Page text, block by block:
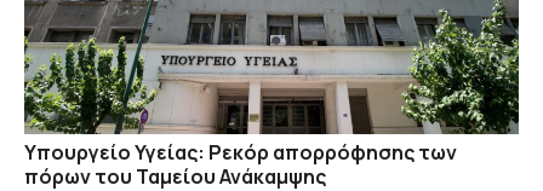
Υπουργείο Υγείας: Ρεκόρ απορρόφησης των
πόρων του Ταμείου Ανάκαμψης